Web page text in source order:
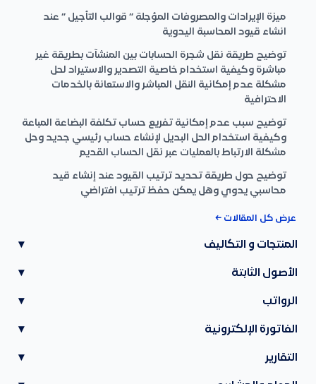
ميزة الإيرادات والمصروفات المؤجلة ” قوالب التأجيل ” عند
انشاء قيود المحاسبة اليدوية
توضيح طريقة نقل شجرة الحسابات بين المنشآت بطريقة غير
مباشرة وكيفية استخدام خاصية التصدير والاستيراد لحل
مشكلة عدم إمكانية النقل المباشر والاستعانة بالخدمات
الاحترافية
توضيح سبب عدم إمكانية تفريع حساب تكلفة البضاعة المباعة
وكيفية استخدام الحل البديل لإنشاء حساب رئيسي جديد وحل
مشكلة الارتباط بالعمليات عبر نقل الحساب القديم
توضيح حول طريقة تحديد ترتيب القيود عند إنشاء قيد
محاسبي يدوي وهل يمكن حفظ ترتيب افتراضي
عرض كل المقالات ←
المنتجات و التكاليف ▾
الأصول الثابتة ▾
الرواتب ▾
الفاتورة الإلكترونية ▾
التقارير ▾